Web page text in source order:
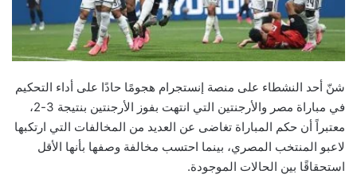
شنّ أحد النشطاء على منصة إنستجرام هجومًا حادًا على أداء التحكيم
في مباراة مصر والأرجنتين التي انتهت بفوز الأرجنتين بنتيجة 3-2،
معتبراً أن حكم المباراة تغاضى عن العديد من المخالفات التي ارتكبها
لاعبو المنتخب المصري، بينما احتسب مخالفة وصفها بأنها الأقل
استحقاقًا بين الحالات الموجودة.